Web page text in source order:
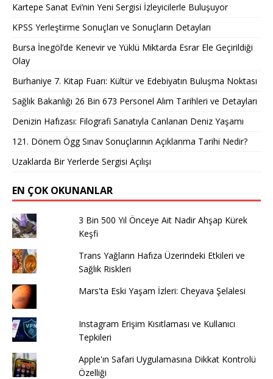
Kartepe Sanat Evi’nin Yeni Sergisi İzleyicilerle Buluşuyor
KPSS Yerleştirme Sonuçları ve Sonuçların Detayları
Bursa İnegöl’de Kenevir ve Yüklü Miktarda Esrar Ele Geçirildiği
Olay
Burhaniye 7. Kitap Fuarı: Kültür ve Edebiyatın Buluşma Noktası
Sağlık Bakanlığı 26 Bin 673 Personel Alım Tarihleri ve Detayları
Denizin Hafızası: Filografi Sanatıyla Canlanan Deniz Yaşamı
121. Dönem Ögg Sınav Sonuçlarının Açıklanma Tarihi Nedir?
Uzaklarda Bir Yerlerde Sergisi Açılışı
EN ÇOK OKUNANLAR
3 Bin 500 Yıl Önceye Ait Nadir Ahşap Kürek
Keşfi
Trans Yağların Hafıza Üzerindeki Etkileri ve
Sağlık Riskleri
Mars'ta Eski Yaşam İzleri: Cheyava Şelalesi
Instagram Erişim Kısıtlaması ve Kullanıcı
Tepkileri
Apple'ın Safari Uygulamasına Dikkat Kontrolü
Özelliği